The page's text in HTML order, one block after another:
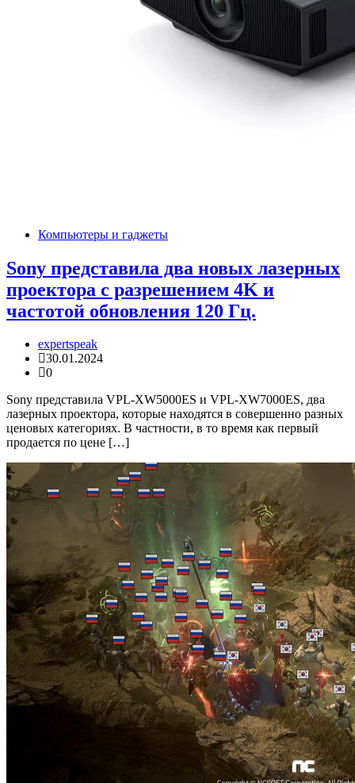
Компьютеры и гаджеты
Sony представила два новых лазерных
проектора с разрешением 4K и
частотой обновления 120 Гц.
expertspeak
30.01.2024
0
Sony представила VPL-XW5000ES и VPL-XW7000ES, два
лазерных проектора, которые находятся в совершенно разных
ценовых категориях. В частности, в то время как первый
продается по цене […]